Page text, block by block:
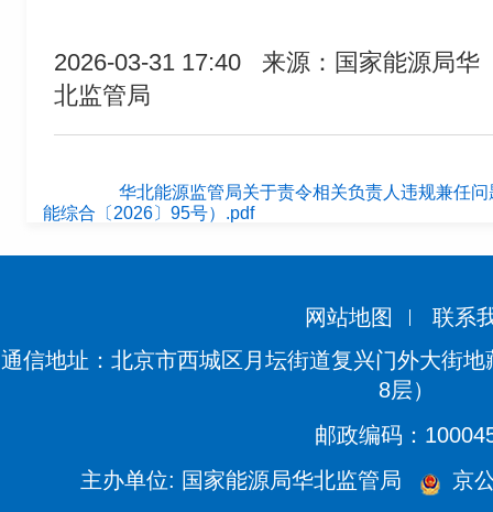
2026-03-31 17:40
来源：国家能源局华
北监管局
华北能源监管局关于责令相关负责人违规兼任
能综合〔2026〕95号）.pdf
网站地图
联系
通信地址：北京市西城区月坛街道复兴门外大街
8层）
邮政编码：
主办单位: 国家能源局华北监管局
京